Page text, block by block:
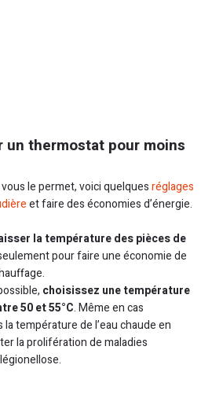
un thermostat pour moins
le permet, voici quelquesréglages
et faire des économies d’énergie.
la température des pièces de
pour faire une économie de
choisissez une température
50 et 55°C. Même en cas
la température de l’eau chaude en
la prolifération de maladies